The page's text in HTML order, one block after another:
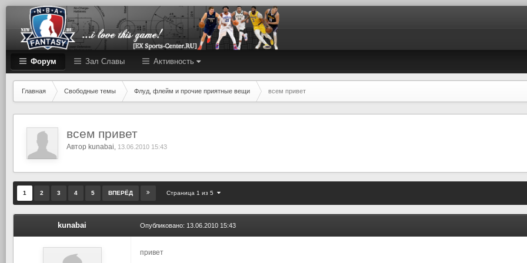
Форум Зал Cлавы Активность
Главная Свободные темы Флуд, флейм и прочие приятные вещи всем привет
всем привет
Автор kunabai 13.06.2010 15:43
1 2 3 4 5 ВПЕРЁД Страница 1 из 5
kunabai Опубликовано: 13.06.2010 15:43
привет